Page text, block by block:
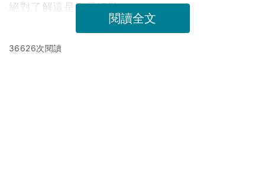
絕對了解這是知易行難。
閱讀全文
36626次閱讀